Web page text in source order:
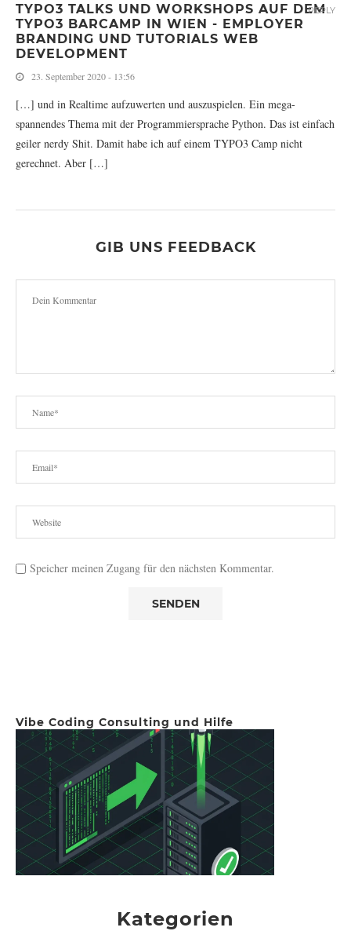
TYPO3 TALKS UND WORKSHOPS AUF DEM
TYPO3 BARCAMP IN WIEN - EMPLOYER
BRANDING UND TUTORIALS WEB
DEVELOPMENT
23. September 2020 - 13:56
[…] und in Realtime aufzuwerten und auszuspielen. Ein mega-
spannendes Thema mit der Programmiersprache Python. Das ist einfach
geiler nerdy Shit. Damit habe ich auf einem TYPO3 Camp nicht
gerechnet. Aber […]
REPLY
GIB UNS FEEDBACK
Speicher meinen Zugang für den nächsten Kommentar.
Vibe Coding Consulting und Hilfe
Kategorien